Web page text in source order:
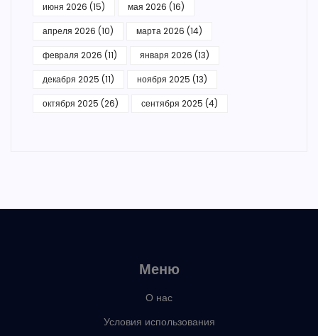
июня 2026 (15) мая 2026 (16)
апреля 2026 (10) марта 2026 (14)
февраля 2026 (11) января 2026 (13)
декабря 2025 (11) ноября 2025 (13)
октября 2025 (26) сентября 2025 (4)
Меню
О нас
Условия использования